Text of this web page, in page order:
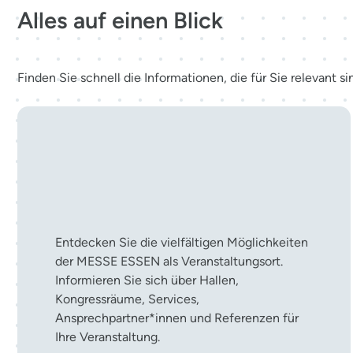
Alles auf einen Blick
Finden Sie schnell die Informationen, die für Sie relevant
Entdecken Sie die vielfältigen Möglichkeiten
der MESSE ESSEN als Veranstaltungsort.
Informieren Sie sich über Hallen,
Kongressräume, Services,
Ansprechpartner*innen und Referenzen für
Ihre Veranstaltung.